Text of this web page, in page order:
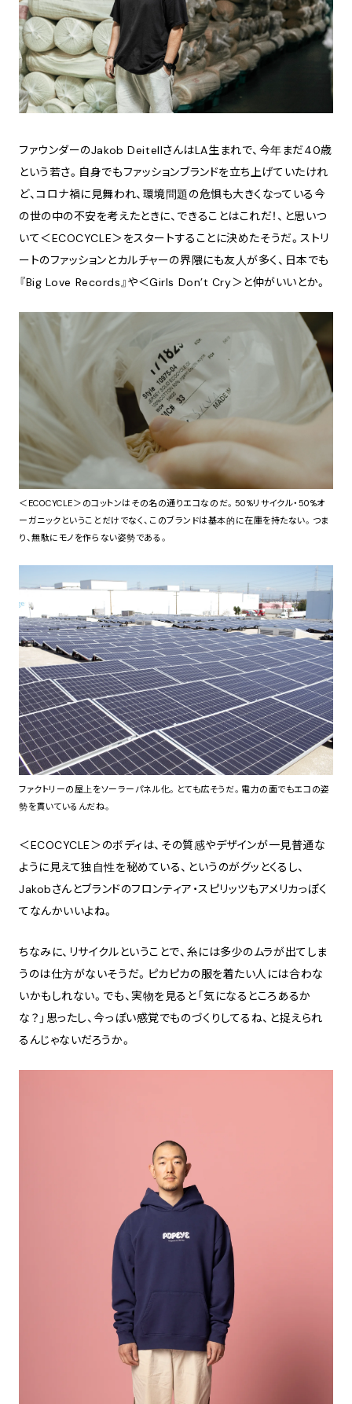
ファウンダーのJakob DeitellさんはLA生まれで、今年まだ40歳
という若さ。自身でもファッションブランドを立ち上げていたけれ
ど、コロナ禍に見舞われ、環境問題の危惧も大きくなっている今
の世の中の不安を考えたときに、できることはこれだ！、と思いつ
いて＜ECOCYCLE＞をスタートすることに決めたそうだ。ストリ
ートのファッションとカルチャーの界隈にも友人が多く、日本でも
『Big Love Records』や＜Girls Don’t Cry＞と仲がいいとか。
＜ECOCYCLE＞のコットンはその名の通りエコなのだ。50%リサイクル・50%オ
ーガニックということだけでなく、このブランドは基本的に在庫を持たない。つま
り、無駄にモノを作らない姿勢である。
ファクトリーの屋上をソーラーパネル化。とても広そうだ。電力の面でもエコの姿
勢を貫いているんだね。
＜ECOCYCLE＞のボディは、その質感やデザインが一見普通な
ように見えて独自性を秘めている、というのがグッとくるし、
Jakobさんとブランドのフロンティア・スピリッツもアメリカっぽく
てなんかいいよね。
ちなみに、リサイクルということで、糸には多少のムラが出てしま
うのは仕方がないそうだ。ピカピカの服を着たい人には合わな
いかもしれない。でも、実物を見ると「気になるところあるか
な？」思ったし、今っぽい感覚でものづくりしてるね、と捉えられ
るんじゃないだろうか。